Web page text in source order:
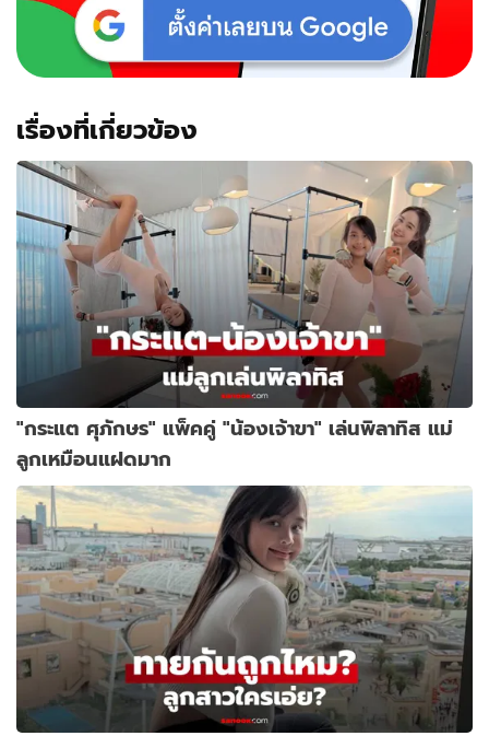
เรื่องที่เกี่ยวข้อง
"กระแต ศุภักษร" แพ็คคู่ "น้องเจ้าขา" เล่นพิลาทิส แม่
ลูกเหมือนแฝดมาก